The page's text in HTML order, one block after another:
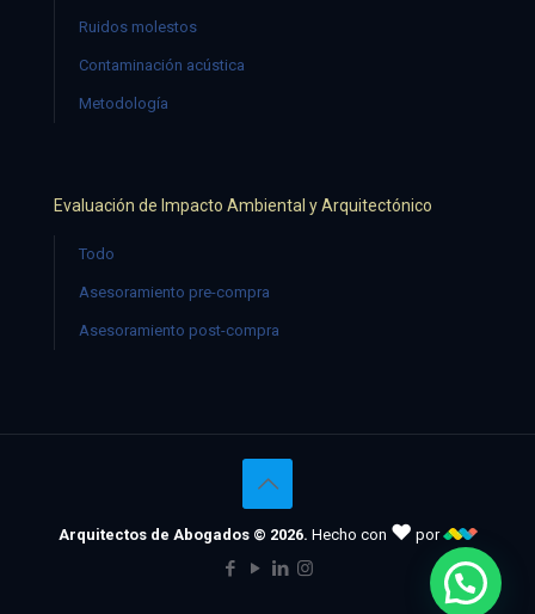
Ruidos molestos
Contaminación acústica
Metodología
Evaluación de Impacto Ambiental y Arquitectónico
Todo
Asesoramiento pre-compra
Asesoramiento post-compra
Arquitectos de Abogados © 2026. Hecho con ♥ por